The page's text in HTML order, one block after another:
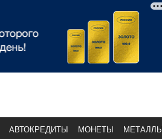
АВТОКРЕДИТЫ МОНЕТЫ МЕТАЛЛЫ